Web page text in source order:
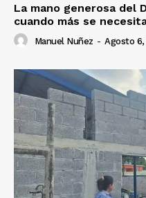
La mano generosa del
cuando más se
Manuel Nuñez - Agosto